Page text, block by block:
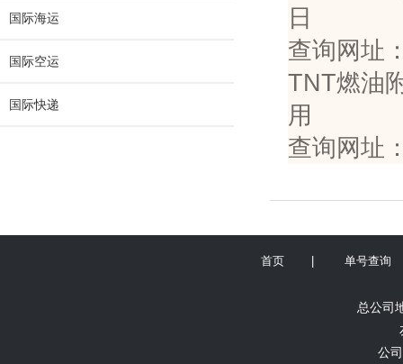
国际海运
国际空运
国际快递
查询网址
TNT燃油
查询网址
首页 单号查询
总公司
公